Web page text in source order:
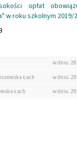
opłat
w roku szkolnym 2019/
w dniu:
Łach
w dniu:
Łach
w dniu: